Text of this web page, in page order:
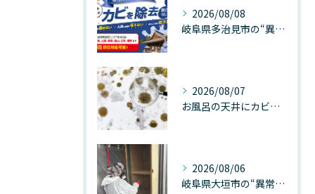
2026/08/08
岐阜県多治見市の“異常な高温”が建物内部を破壊する──深層カビが急増する危険な温度差の正体
2026/08/07
お風呂の天井にカビが生えたら要注意！2026年8月の猛暑・高湿度で急増する浴室カビの原因と正しい対策
2026/08/06
岐阜県大垣市の“異常に高い気温”が建物内部を腐らせる──深層カビが爆発的に増える本当の理由